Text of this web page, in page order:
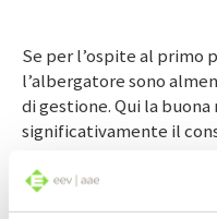
Se per l’ospite al primo
l’albergatore sono
di gestione. Qui la
significativamente il
automaticamente e le
illuminate soltanto con